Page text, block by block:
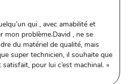
qui , avec amabilité et
mon problème.David , ne se
du matériel de qualité, mais
super technicien, il souhaite que
pour lui c’est machinal.